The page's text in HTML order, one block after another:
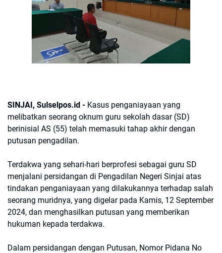
SINJAI, Sulselpos.id - Kasus penganiayaan yang
melibatkan seorang oknum guru sekolah dasar (SD)
berinisial AS (55) telah memasuki tahap akhir dengan
putusan pengadilan.
Terdakwa yang sehari-hari berprofesi sebagai guru SD
menjalani persidangan di Pengadilan Negeri Sinjai atas
tindakan penganiayaan yang dilakukannya terhadap salah
seorang muridnya, yang digelar pada Kamis, 12 September
2024, dan menghasilkan putusan yang memberikan
hukuman kepada terdakwa.
Dalam persidangan dengan Putusan, Nomor Pidana No